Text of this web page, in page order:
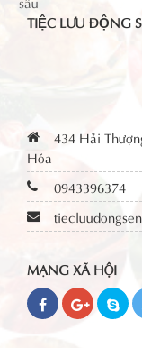
TIỆC LƯU ĐỘNG
434 Hải
Hóa
0943396374
MẠNG XÃ HỘI